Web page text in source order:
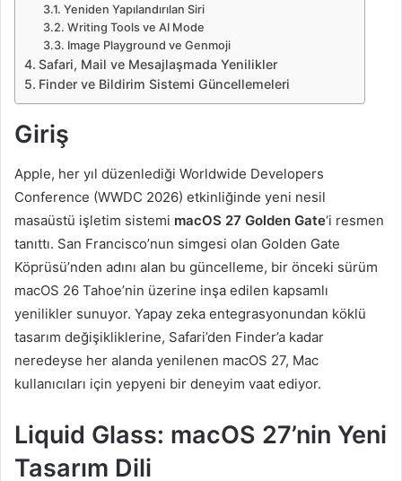
Yeniden Yapılandırılan Siri
Writing Tools ve AI Mode
Image Playground ve Genmoji
Safari, Mail ve Mesajlaşmada Yenilikler
Finder ve Bildirim Sistemi Güncellemeleri
Giriş
Apple, her yıl düzenlediği Worldwide Developers
Conference (WWDC 2026) etkinliğinde yeni nesil
masaüstü işletim sistemi macOS 27 Golden Gate‘i resmen
tanıttı. San Francisco’nun simgesi olan Golden Gate
Köprüsü’nden adını alan bu güncelleme, bir önceki sürüm
macOS 26 Tahoe’nin üzerine inşa edilen kapsamlı
yenilikler sunuyor. Yapay zeka entegrasyonundan köklü
tasarım değişikliklerine, Safari’den Finder’a kadar
neredeyse her alanda yenilenen macOS 27, Mac
kullanıcıları için yepyeni bir deneyim vaat ediyor.
Liquid Glass: macOS 27’nin Yeni
Tasarım Dili